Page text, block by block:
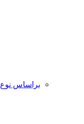
براساس نوع